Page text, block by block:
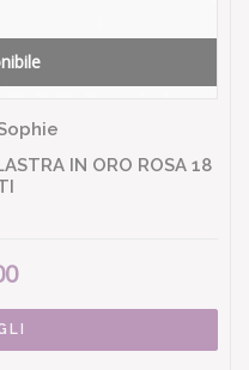
IN ORO ROSA 18